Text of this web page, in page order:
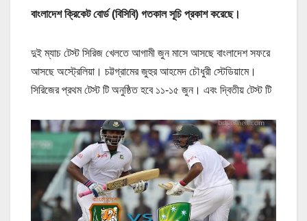
বাংলাদেশ ক্রিকেট বোর্ড (বিসিবি) গতকাল সূচি প্রকাশ করেছে।
দুই ম্যাচ টেস্ট সিরিজ খেলতে আগামী জুন মাসে আসছে বাংলাদেশ সফরে
আসছে অস্ট্রেলিয়া। চট্টগ্রামের জুহুর আহমেদ চৌধুরী স্টেডিয়ামে।
সিরিজের প্রথম টেস্ট টি অনুষ্ঠিত হবে ১১-১৫ জুন। এবং দ্বিতীয় টেস্ট টি